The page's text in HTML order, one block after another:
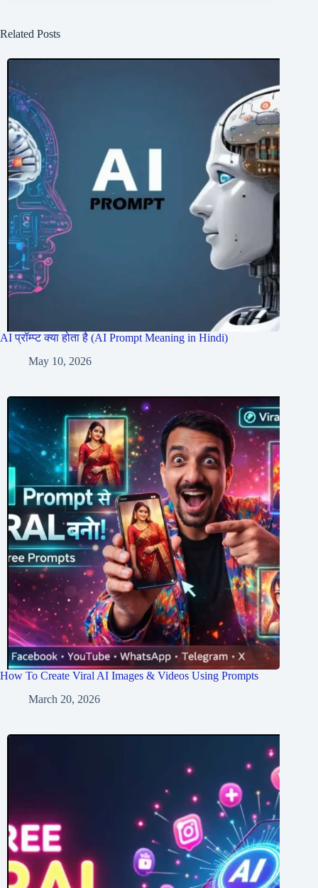
Related Posts
AI प्रॉम्प्ट क्या होता है (AI Prompt Meaning in Hindi)
May 10, 2026
How To Create Viral AI Images & Videos Using Prompts
March 20, 2026